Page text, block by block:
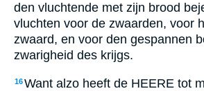
den vluchtende met zijn brood
vluchten voor de zwaarden, voor
zwaard, en voor den gespannen
zwarigheid des krijgs.
16Want alzo heeft de HEERE tot